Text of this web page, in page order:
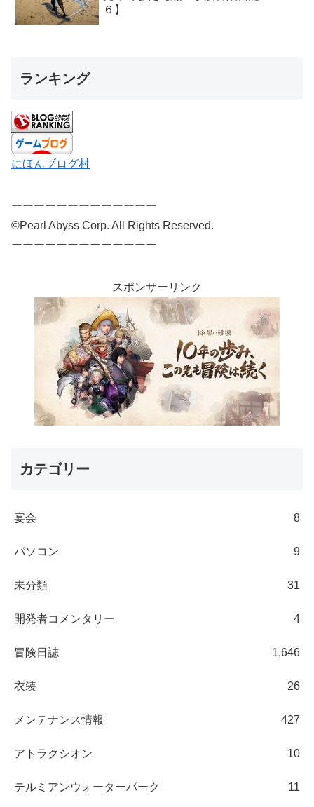
６】
ランキング
にほんブログ村
ーーーーーーーーーーーーー
©Pearl Abyss Corp. All Rights Reserved.
ーーーーーーーーーーーーー
スポンサーリンク
カテゴリー
宴会 8
パソコン 9
未分類 31
開発者コメンタリー 4
冒険日誌 1,646
衣装 26
メンテナンス情報 427
アトラクシオン 10
テルミアンウォーターパーク 11